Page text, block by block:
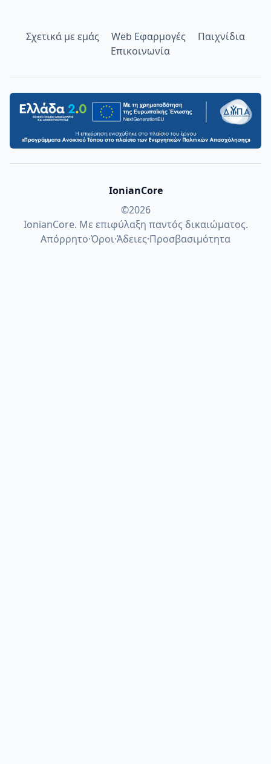
Σχετικά με εμάς Web Εφαρμογές
Παιχνίδια
Επικοινωνία
IonianCore
©2026
IonianCore. Με επιφύλαξη παντός δικαιώματος.
Απόρρητο·Όροι·Άδειες·Προσβασιμότητα